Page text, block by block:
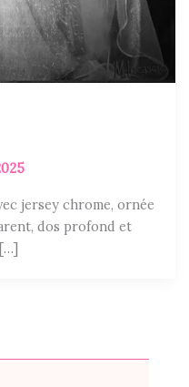
jersey chrome, ornée
dos profond et
[…]